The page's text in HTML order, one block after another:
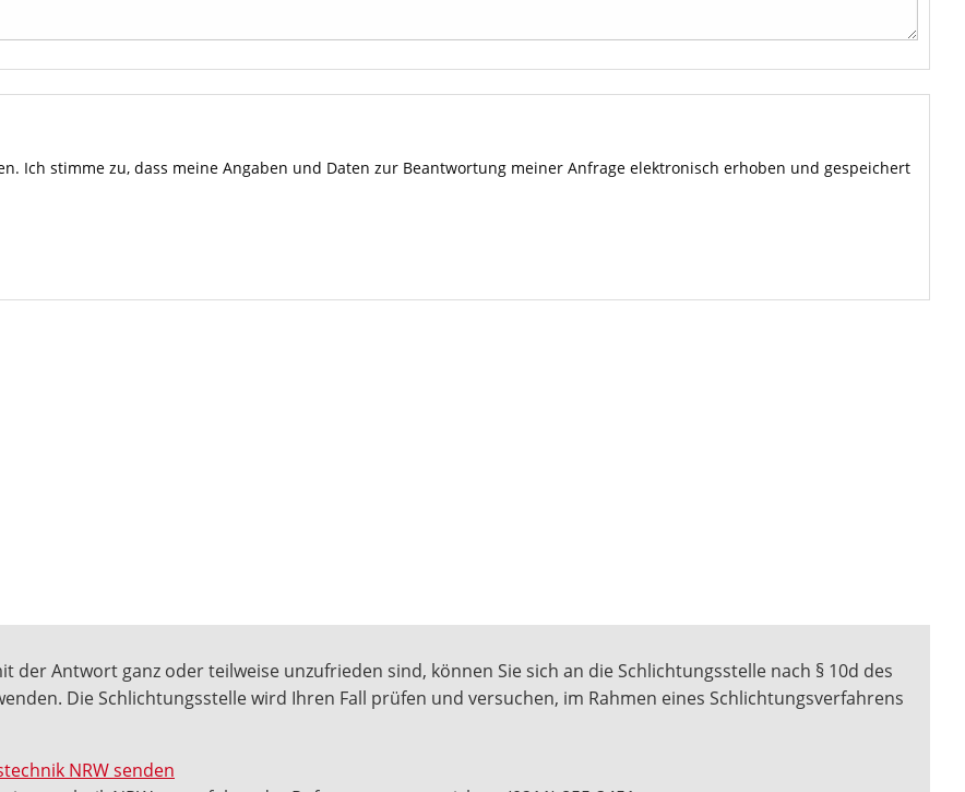
Ich stimme zu, dass meine Angaben und Daten zur Beantwortung meiner Anfrage elektronisch erhoben und gespeichert
Antwort ganz oder teilweise unzufrieden sind, können Sie sich an die Schlichtungsstelle nach § 10d des
Die Schlichtungsstelle wird Ihren Fall prüfen und versuchen, im Rahmen eines Schlichtungsverfahrens
NRW senden